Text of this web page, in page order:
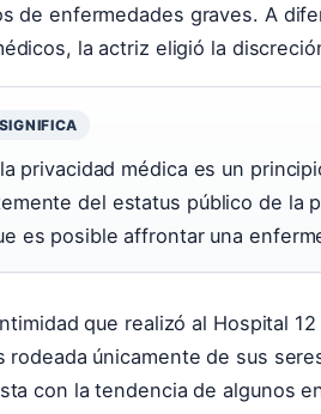
de enfermedades graves. A
la actriz eligió la
privacidad médica es un
del estatus público de la
es posible affrontar una
que realizó al Hospital
rodeada únicamente de sus
con la tendencia de algunos